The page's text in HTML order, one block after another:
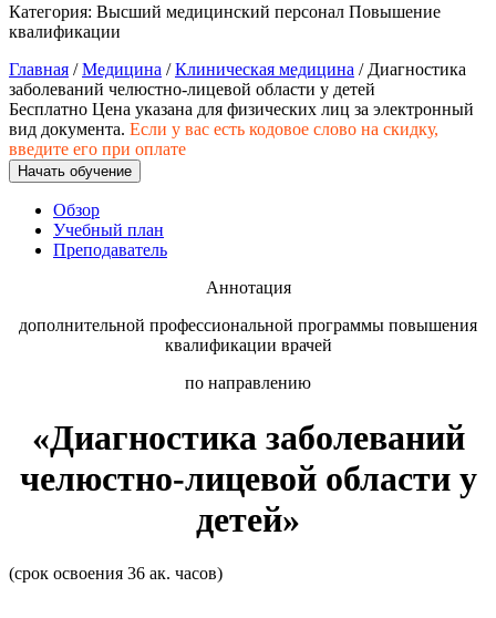
Техника-технологии
Прикладная геология, горное дело,
нефтегазовое дело и геодезия
транспорта
Ядерная энергетика и технологии
Сервис и туризм
Изобразительное и прикладные виды
Категория: Высший медицинский персонал Повышение
квалификации
Главная /Медицина /Клиническая медицина / Диагностика
заболеваний челюстно-лицевой области у детей
Бесплатно Цена указана для физических лиц за электронный
вид документа. Если у вас есть кодовое слово на скидку,
введите его при оплате
Начать обучение
Обзор
Учебный план
Преподаватель
Аннотация
дополнительной профессиональной программы повышения
квалификации врачей
по направлению
«Диагностика заболеваний
челюстно-лицевой области у
детей»
(срок освоения 36 ак. часов)